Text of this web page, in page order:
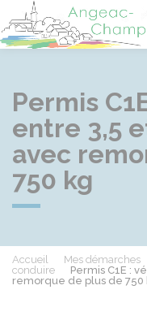
Permis
entre 3,5
avec
750 kg
Accueil Mes démarches
conduire
Permis C1E :
remorque de plus de 750